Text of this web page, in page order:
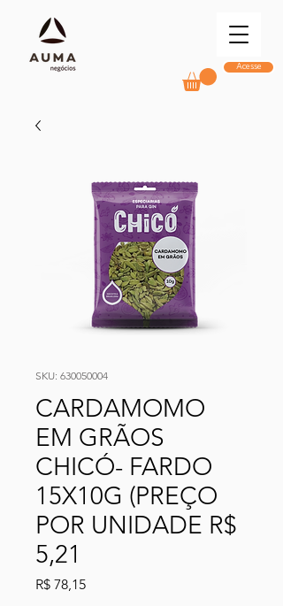
Acesse
SKU: 630050004
CARDAMOMO
EM GRÃOS
CHICÓ- FARDO
15X10G (PREÇO
POR UNIDADE R$
5,21
R$ 78,15Preço